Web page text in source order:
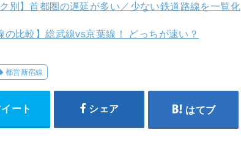
ク別】首都圏の遅延が多い／少ない鉄道路線を一覧化
の比較】総武線vs京葉線！ どっちが速い？
都営新宿線
ート シェア はてブ